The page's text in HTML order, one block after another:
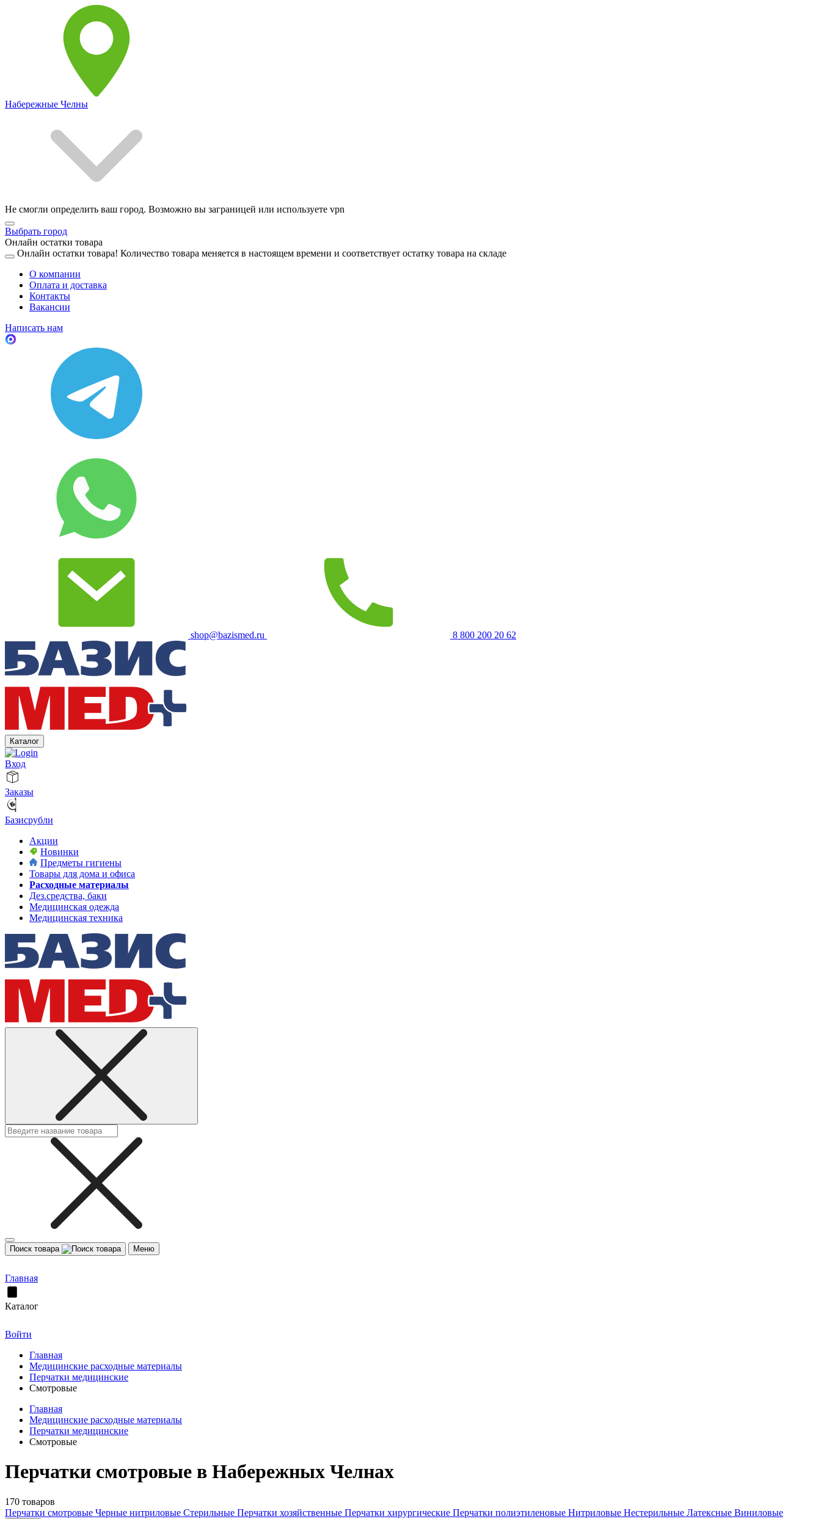
Набережные Челны
Не смогли определить ваш город. Возможно вы заграницей или используете vpn
Выбрать город
Онлайн остатки товара
Онлайн остатки товара! Количество товара меняется в настоящем времени и соответствует остатку товара на складе
О компании
Оплата и доставка
Контакты
Вакансии
Написать нам
shop@bazismed.ru 8 800 200 20 62
Каталог
Вход
Заказы
Базисрубли
Акции
Новинки
Предметы гигиены
Товары для дома и офиса
Расходные материалы
Дез.средства, баки
Медицинская одежда
Медицинская техника
Поиск товара Меню
Главная
Каталог
Войти
Главная
Медицинские расходные материалы
Перчатки медицинские
Смотровые
Главная
Медицинские расходные материалы
Перчатки медицинские
Смотровые
Перчатки смотровые в Набережных Челнах
170 товаров
Перчатки смотровые Черные нитриловые Стерильные Перчатки хозяйственные Перчатки хирургические Перчатки полиэтиленовые Нитриловые Нестерильные Латексные Виниловые